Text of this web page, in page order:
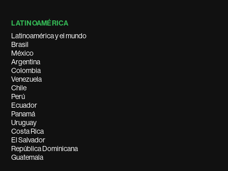
LATINOAMÉRICA
Latinoamérica y el mundo
Brasil
México
Argentina
Colombia
Venezuela
Chile
Perú
Ecuador
Panamá
Uruguay
Costa Rica
El Salvador
República Dominicana
Guatemala